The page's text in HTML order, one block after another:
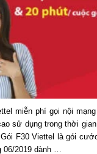
miễn phí gọi nội
sử dụng trong thời
F30 Viettel là gói
06/2019 dành …